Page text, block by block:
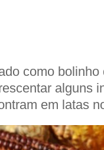
como
alguns
em latas